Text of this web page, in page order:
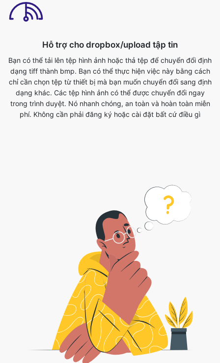
Bạn có thể tải lên tệp hình ảnh hoặc thả tệp để chuyển đổi định
dạng khác. Các tệp hình ảnh có thể được chuyển đổi ngay
trong trình duyệt. Nó nhanh chóng, an toàn và hoàn toàn miễn
phí. Không cần phải đăng ký hoặc cài đặt bất cứ điều gì